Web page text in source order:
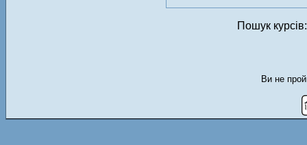
Пошук
Ви не